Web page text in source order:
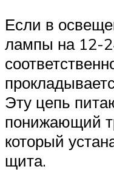
Если в
лампы на 12-
Эту цепь
понижающий
который
щита.